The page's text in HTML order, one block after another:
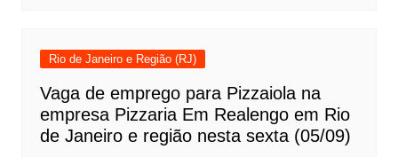
Rio de Janeiro e Região (RJ)
Vaga de emprego para Pizzaiola na
empresa Pizzaria Em Realengo em Rio
de Janeiro e região nesta sexta (05/09)